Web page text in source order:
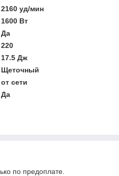
2160 уд/мин
1600 Вт
Да
220
17.5 Дж
Щеточный
от сети
Да
по предоплате.